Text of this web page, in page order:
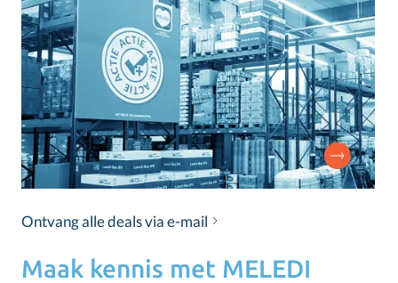
Ontvang alle deals via e-mail
Maak kennis met MELEDI